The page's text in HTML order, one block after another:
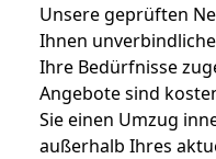
Unsere geprüften
Ihnen
Ihre Bedürfnisse
Angebote sind
Sie einen Umzug
außerhalb Ihres